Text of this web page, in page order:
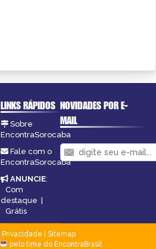
LINKS RÁPIDOS
Sobre
EncontraSorocaba
Fale com o
EncontraSorocaba
ANUNCIE:
Com
destaque |
Grátis
NOVIDADES POR E-
MAIL
Privacidade
Sitemap
pelo time do EncontraBrasil